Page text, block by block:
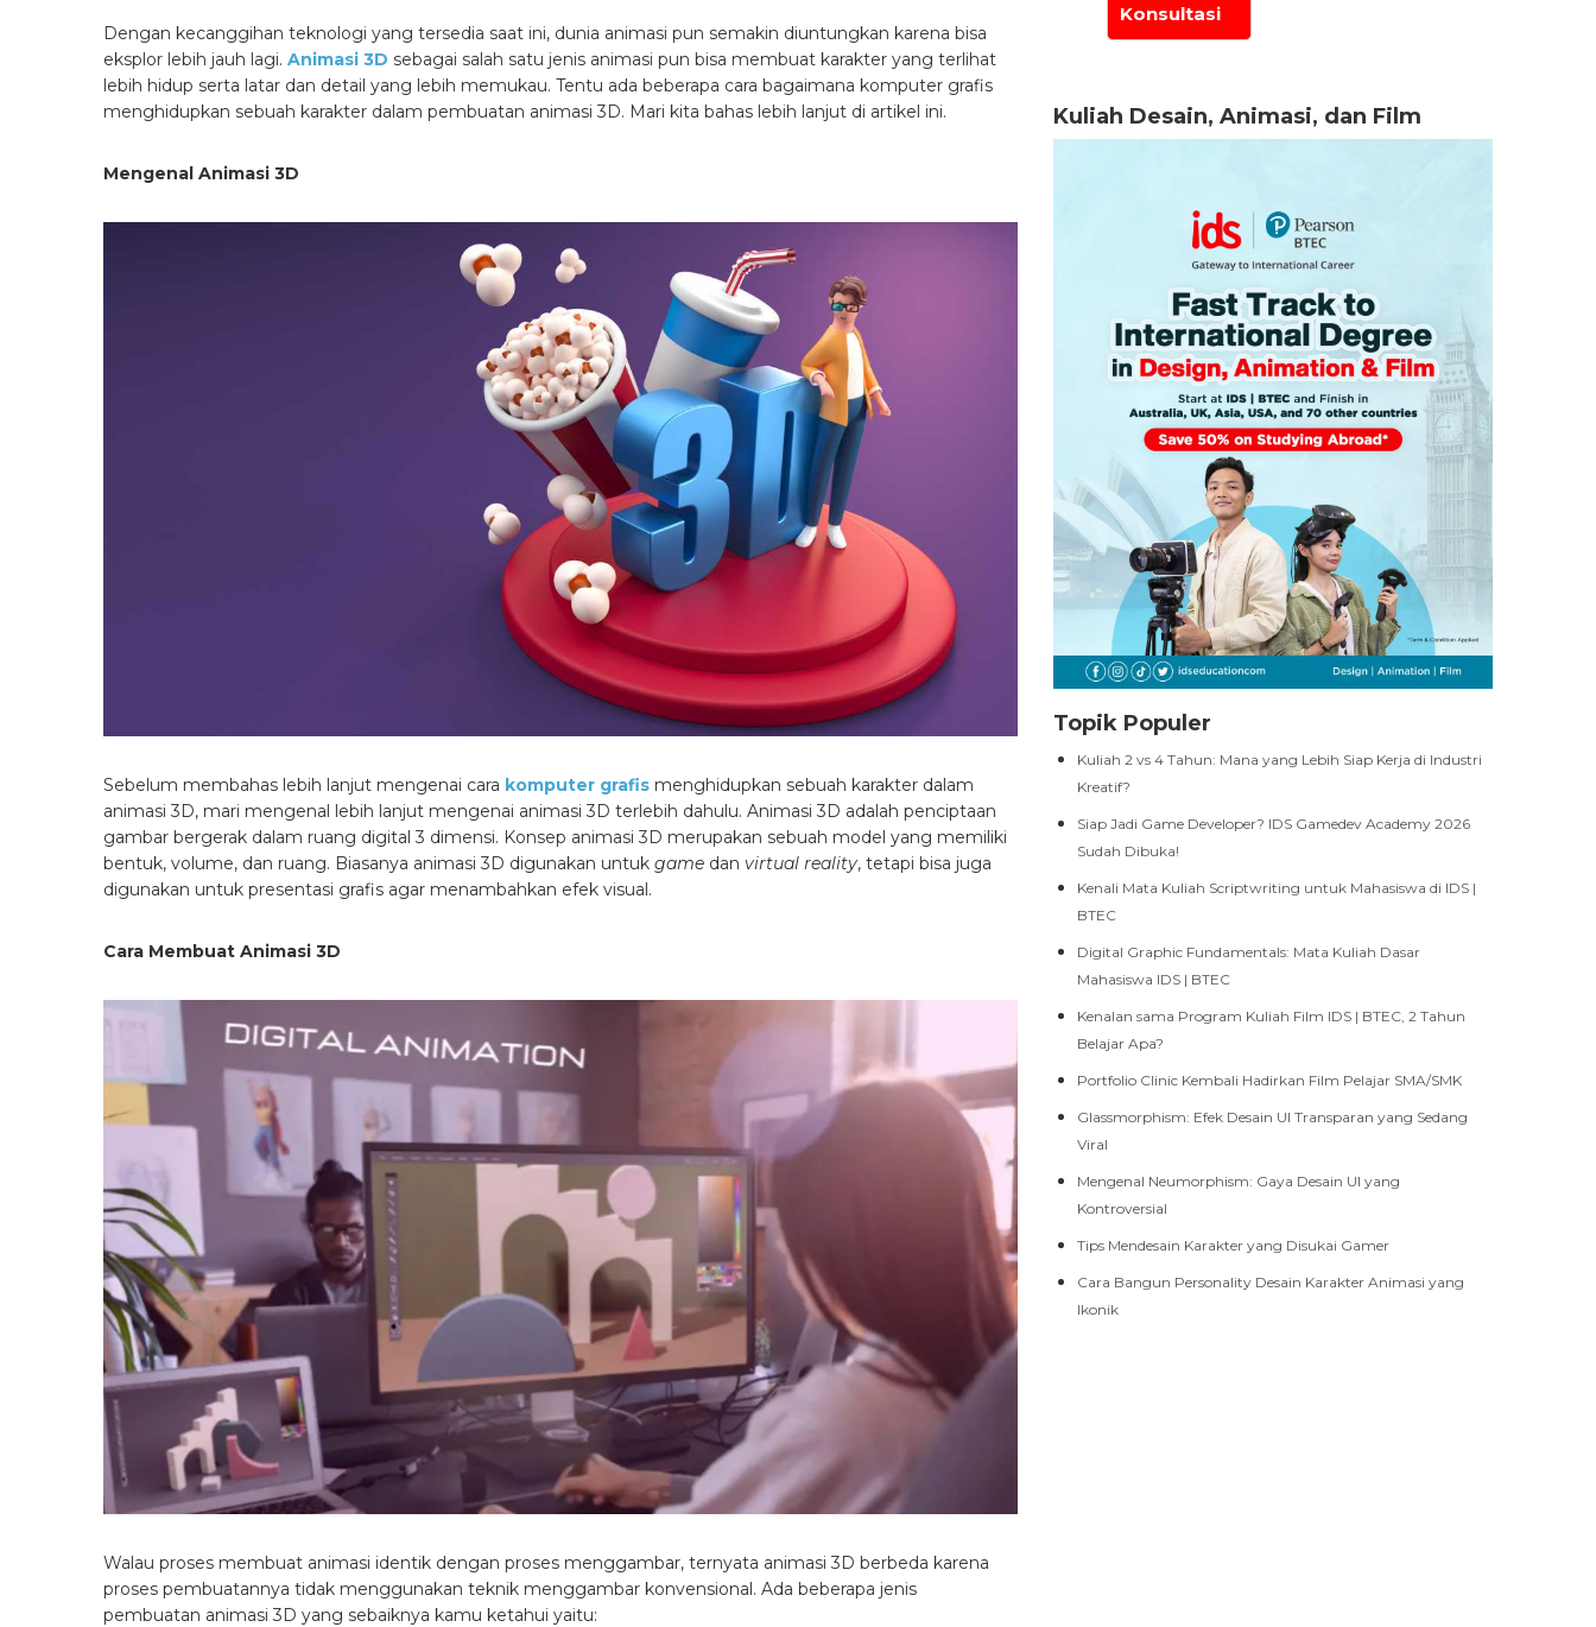
Dengan kecanggihan teknologi yang tersedia saat ini, dunia animasi pun semakin diuntungkan karena bisa
eksplor lebih jauh lagi. Animasi 3D sebagai salah satu jenis animasi pun bisa membuat karakter yang terlihat
lebih hidup serta latar dan detail yang lebih memukau. Tentu ada beberapa cara bagaimana komputer grafis
menghidupkan sebuah karakter dalam pembuatan animasi 3D. Mari kita bahas lebih lanjut di artikel ini.
Mengenal Animasi 3D
Sebelum membahas lebih lanjut mengenai cara komputer grafis menghidupkan sebuah karakter dalam
animasi 3D, mari mengenal lebih lanjut mengenai animasi 3D terlebih dahulu. Animasi 3D adalah penciptaan
gambar bergerak dalam ruang digital 3 dimensi. Konsep animasi 3D merupakan sebuah model yang memiliki
bentuk, volume, dan ruang. Biasanya animasi 3D digunakan untuk game dan virtual reality, tetapi bisa juga
digunakan untuk presentasi grafis agar menambahkan efek visual.
Cara Membuat Animasi 3D
Walau proses membuat animasi identik dengan proses menggambar, ternyata animasi 3D berbeda karena
proses pembuatannya tidak menggunakan teknik menggambar konvensional. Ada beberapa jenis
pembuatan animasi 3D yang sebaiknya kamu ketahui yaitu:
Kuliah Desain, Animasi, dan Film
Topik Populer
Kuliah 2 vs 4 Tahun: Mana yang Lebih Siap Kerja di Industri
Kreatif?
Siap Jadi Game Developer? IDS Gamedev Academy 2026
Sudah Dibuka!
Kenali Mata Kuliah Scriptwriting untuk Mahasiswa di IDS |
BTEC
Digital Graphic Fundamentals: Mata Kuliah Dasar
Mahasiswa IDS | BTEC
Kenalan sama Program Kuliah Film IDS | BTEC, 2 Tahun
Belajar Apa?
Portfolio Clinic Kembali Hadirkan Film Pelajar SMA/SMK
Glassmorphism: Efek Desain UI Transparan yang Sedang
Viral
Mengenal Neumorphism: Gaya Desain UI yang
Kontroversial
Tips Mendesain Karakter yang Disukai Gamer
Cara Bangun Personality Desain Karakter Animasi yang
Ikonik